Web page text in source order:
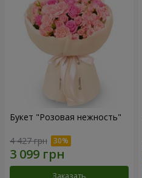
Букет "Розовая нежность"
4 427 грн
Заказать